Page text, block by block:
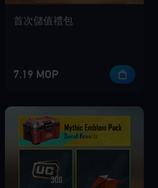
首次儲值禮包
7.19 MOP